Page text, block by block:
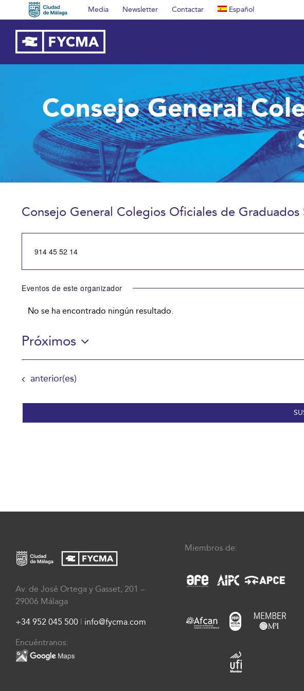
al
contenido
Media Newsletter Contactar Español
Consejo General
Consejo General Colegios Oficiales de Graduados
Teléfono
914 45 52 14
Eventos de este organizador
Aviso
No se ha encontrado ningún resultado.
Próximos
Selecciona
fecha.
Eventos
anterior(es)
Av. de José Ortega y Gasset, 201 –
29006 Málaga
+34 952 045 500 | info@fycma.com
Encuéntranos:
Miembros de: